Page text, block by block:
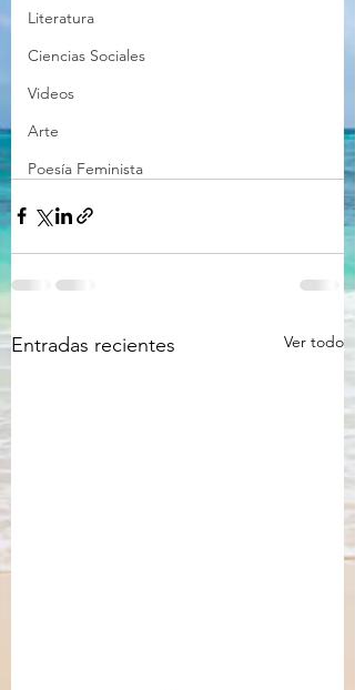
Literatura
Ciencias Sociales
Videos
Arte
Poesía Feminista
Entradas recientes Ver todo